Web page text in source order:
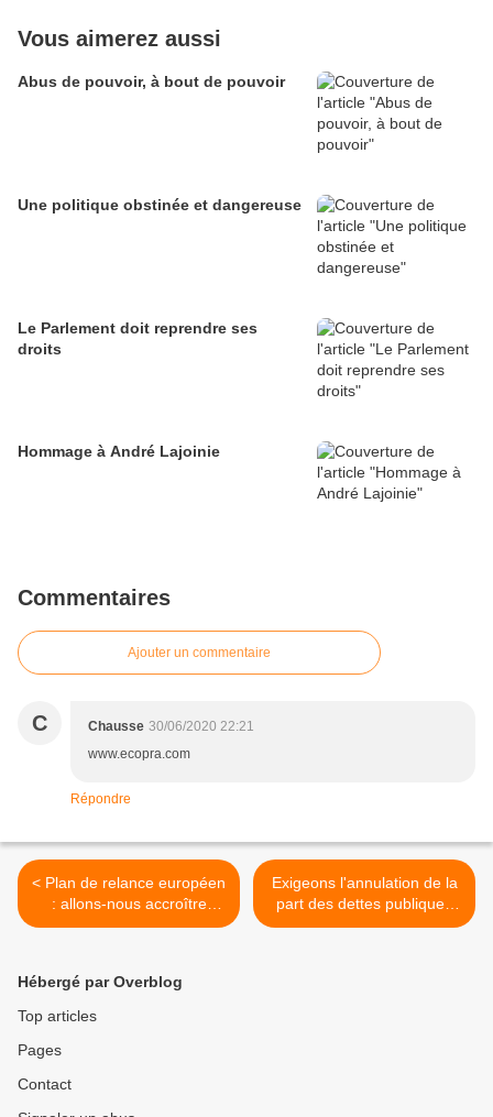
Vous aimerez aussi
Abus de pouvoir, à bout de pouvoir
Une politique obstinée et dangereuse
Le Parlement doit reprendre ses
droits
Hommage à André Lajoinie
Commentaires
Ajouter un commentaire
C Chausse 30/06/2020 22:21
www.ecopra.com
Répondre
< Plan de relance européen
: allons-nous accroître
encore notre dépendance
Exigeons l'annulation de la
part des dettes publiques
détenue par la BCE >
Hébergé par Overblog
Top articles
Pages
Contact